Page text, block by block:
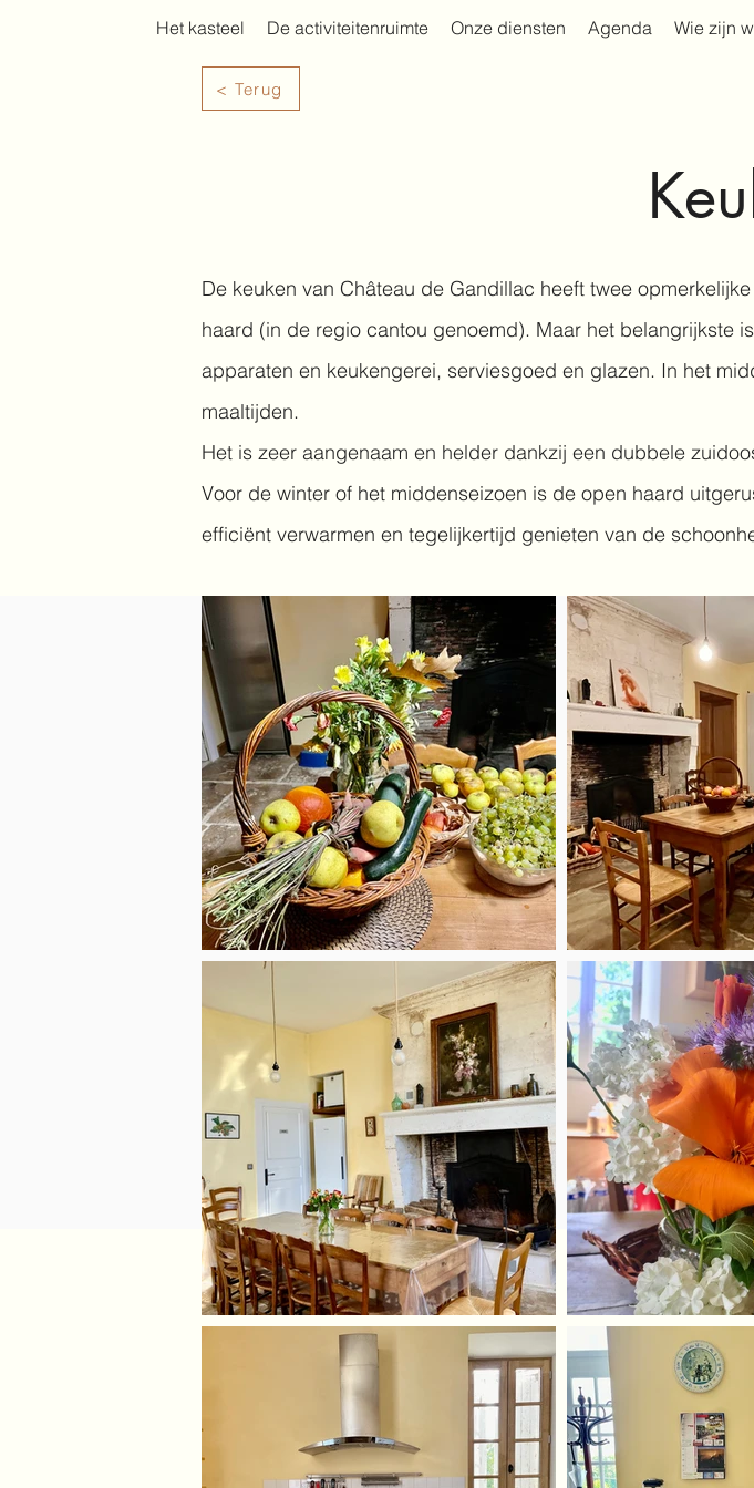
Het kasteel De activiteitenruimte Onze diensten Agenda Wie zijn
< Terug
De keuken van Château de Gandillac heeft twee
haard (in de regio cantou genoemd). Maar het belangrijkste
apparaten en keukengerei, serviesgoed en glazen. In het
maaltijden.
Het is zeer aangenaam en helder dankzij een dubbele
Voor de winter of het middenseizoen is de open haard
efficiënt verwarmen en tegelijkertijd genieten van de